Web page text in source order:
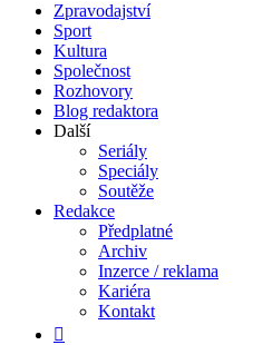
Zpravodajství
Sport
Kultura
Společnost
Rozhovory
Blog redaktora
Další
Seriály
Speciály
Soutěže
Redakce
Předplatné
Archiv
Inzerce / reklama
Kariéra
Kontakt